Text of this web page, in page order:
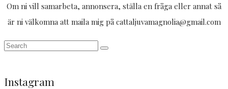
Om ni vill samarbeta, annonsera, ställa en fråga eller annat så
är ni välkomna att maila mig på cattaljuvamagnolia@gmail.com
Instagram